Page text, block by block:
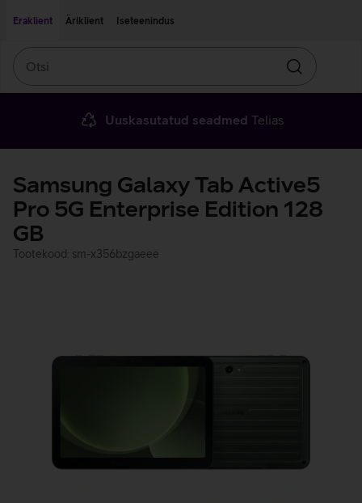
Eraklient
Äriklient Iseteenindus
Otsin
Uuskasutatud seadmed Telias
Samsung Galaxy Tab Active5
Pro 5G Enterprise Edition 128
GB
Tootekood: sm-x356bzgaeee